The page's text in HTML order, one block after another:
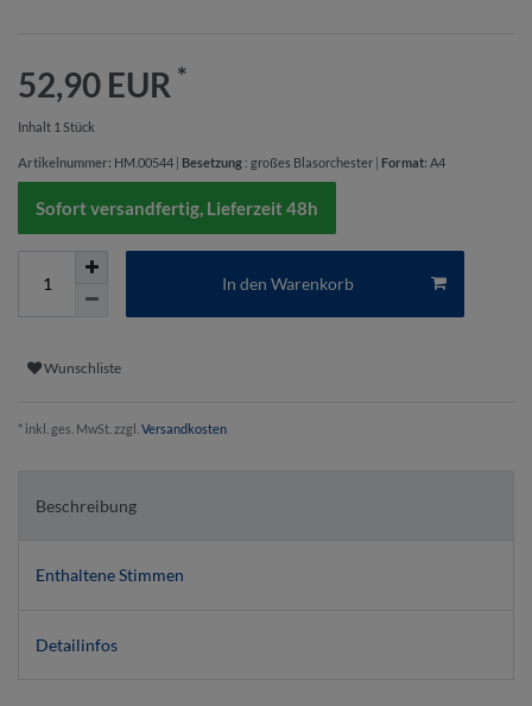
52,90 EUR *
Inhalt 1 Stück
Artikelnummer: HM.00544 Besetzung : großes Blasorchester Format: A4
Sofort versandfertig, Lieferzeit 48h
In den Warenkorb
Wunschliste
* inkl. ges. MwSt. zzgl. Versandkosten
Beschreibung
Enthaltene Stimmen
Detailinfos